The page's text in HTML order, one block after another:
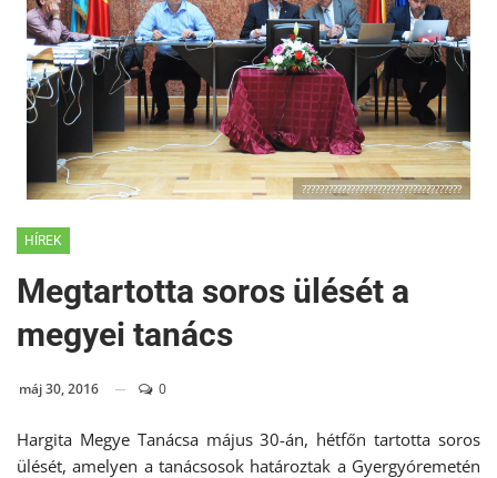
????????????????????????????????????
HÍREK
Megtartotta soros ülését a
megyei tanács
máj 30, 2016 0
Hargita Megye Tanácsa május 30-án, hétfőn tartotta soros
ülését, amelyen a tanácsosok határoztak a Gyergyóremetén